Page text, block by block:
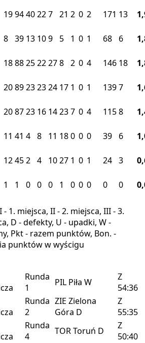
199440227 21 2 0 2 171 13
8 39 13 109 5 1 0 1 68 6
18882522278 2 0 4 146 18
2089232324 17 1 0 1 1397
208723 16 14237 0 4 1158
11 41 4 8 11 180 0 0 39 6
12452 4 1027 1 0 1 24 3
1 1 0 0 0 1 0 0 0 0 0
- 1. miejsca, II - 2. miejsca, III - 3.
D - defekty, U - upadki, W -
Pkt - razem punktów, Bon. -
punktów w wyścigu
Runda
1
PIL Piła W
Z
54:36
Runda
2
ZIE Zielona
Góra D
Z
55:35
Runda
4
TORToruń D
Z
50:40